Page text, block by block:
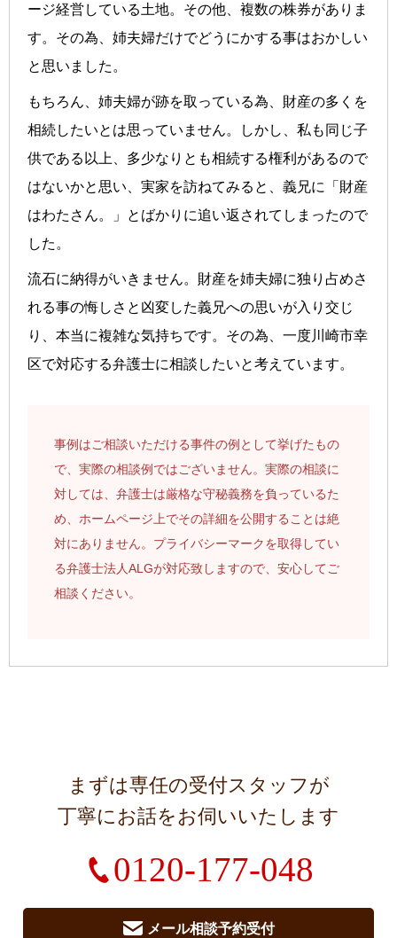
ージ経営している土地。その他、複数の株券がありま
す。その為、姉夫婦だけでどうにかする事はおかしい
と思いました。
もちろん、姉夫婦が跡を取っている為、財産の多くを
相続したいとは思っていません。しかし、私も同じ子
供である以上、多少なりとも相続する権利があるので
はないかと思い、実家を訪ねてみると、義兄に「財産
はわたさん。」とばかりに追い返されてしまったので
した。
流石に納得がいきません。財産を姉夫婦に独り占めさ
れる事の悔しさと凶変した義兄への思いが入り交じ
り、本当に複雑な気持ちです。その為、一度川崎市幸
区で対応する弁護士に相談したいと考えています。
事例はご相談いただける事件の例として挙げたもの
で、実際の相談例ではございません。実際の相談に
対しては、弁護士は厳格な守秘義務を負っているた
め、ホームページ上でその詳細を公開することは絶
対にありません。プライバシーマークを取得してい
る弁護士法人ALGが対応致しますので、安心してご
相談ください。
まずは専任の受付スタッフが
丁寧にお話をお伺いいたします
0120-177-048
メール相談予約受付